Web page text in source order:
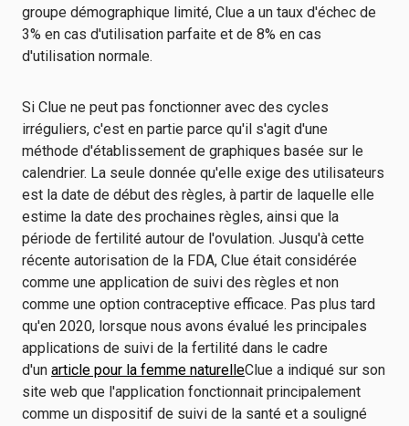
groupe démographique limité, Clue a un taux d'échec de
3% en cas d'utilisation parfaite et de 8% en cas
d'utilisation normale.
Si Clue ne peut pas fonctionner avec des cycles
irréguliers, c'est en partie parce qu'il s'agit d'une
méthode d'établissement de graphiques basée sur le
calendrier. La seule donnée qu'elle exige des utilisateurs
est la date de début des règles, à partir de laquelle elle
estime la date des prochaines règles, ainsi que la
période de fertilité autour de l'ovulation. Jusqu'à cette
récente autorisation de la FDA, Clue était considérée
comme une application de suivi des règles et non
comme une option contraceptive efficace. Pas plus tard
qu'en 2020, lorsque nous avons évalué les principales
applications de suivi de la fertilité dans le cadre
d'un article pour la femme naturelleClue a indiqué sur son
site web que l'application fonctionnait principalement
comme un dispositif de suivi de la santé et a souligné